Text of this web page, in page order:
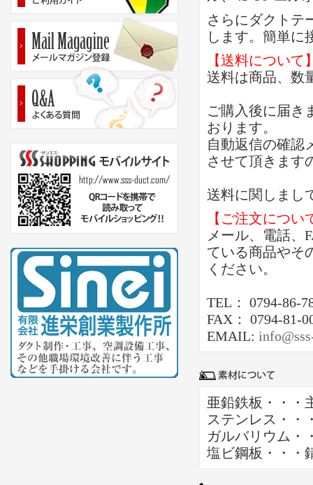
さらにダクトテ
します。簡単に
【送料について
送料は商品、数
ご購入後に届き
おります。
自動返信の確認
させて頂きます
送料に関しまし
【ご注文につい
メール、電話、
ている商品やそ
ください。
TEL： 0794-86-
FAX： 0794-81-
EMAIL:
亜鉛鉄板・・・
ステンレス・
ガルバリウム・
塩ビ鋼板・・・